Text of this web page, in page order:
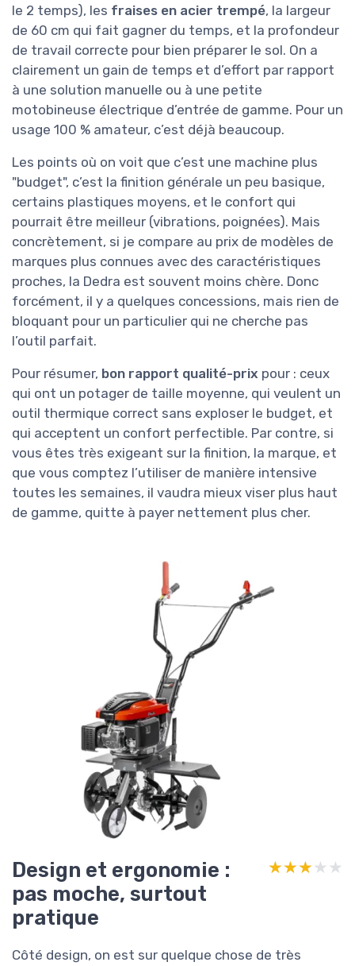
le 2 temps), les fraises en acier trempé, la largeur
de 60 cm qui fait gagner du temps, et la profondeur
de travail correcte pour bien préparer le sol. On a
clairement un gain de temps et d’effort par rapport
à une solution manuelle ou à une petite
motobineuse électrique d’entrée de gamme. Pour un
usage 100 % amateur, c’est déjà beaucoup.
Les points où on voit que c’est une machine plus
"budget", c’est la finition générale un peu basique,
certains plastiques moyens, et le confort qui
pourrait être meilleur (vibrations, poignées). Mais
concrètement, si je compare au prix de modèles de
marques plus connues avec des caractéristiques
proches, la Dedra est souvent moins chère. Donc
forcément, il y a quelques concessions, mais rien de
bloquant pour un particulier qui ne cherche pas
l’outil parfait.
Pour résumer, bon rapport qualité-prix pour : ceux
qui ont un potager de taille moyenne, qui veulent un
outil thermique correct sans exploser le budget, et
qui acceptent un confort perfectible. Par contre, si
vous êtes très exigeant sur la finition, la marque, et
que vous comptez l’utiliser de manière intensive
toutes les semaines, il vaudra mieux viser plus haut
de gamme, quitte à payer nettement plus cher.
Design et ergonomie :
pas moche, surtout
pratique
★★★★★
★★★★★
Côté design, on est sur quelque chose de très